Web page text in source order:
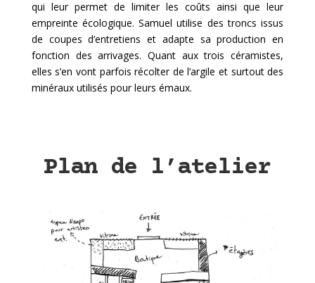
qui leur permet de limiter les coûts ainsi que leur
empreinte écologique. Samuel utilise des troncs issus
de coupes d’entretiens et adapte sa production en
fonction des arrivages. Quant aux trois céramistes,
elles s’en vont parfois récolter de l’argile et surtout des
minéraux utilisés pour leurs émaux.
Plan de l’atelier